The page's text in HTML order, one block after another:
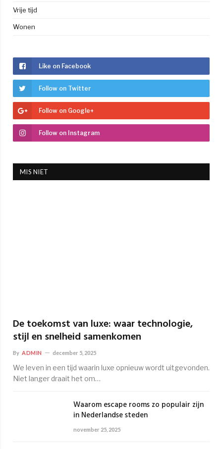
Vrije tijd
Wonen
Like on Facebook
Follow on Twitter
Follow on Google+
Follow on Instagram
MIS NIET
De toekomst van luxe: waar technologie,
stijl en snelheid samenkomen
By ADMIN december 5, 2025
We leven in een tijd waarin luxe opnieuw wordt uitgevonden.
Niet langer draait het om…
Waarom escape rooms zo populair zijn
in Nederlandse steden
november 25, 2025